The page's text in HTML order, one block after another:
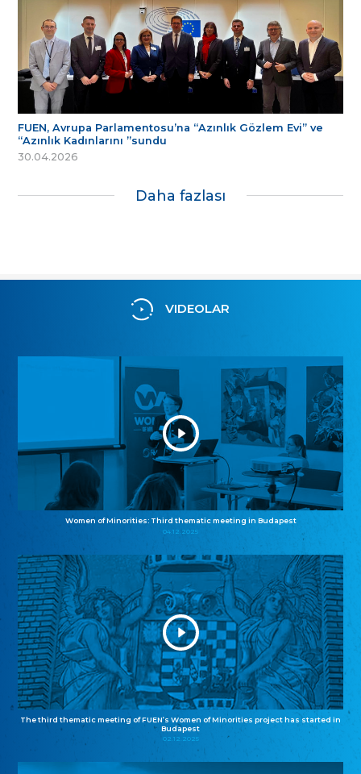
FUEN, Avrupa Parlamentosu’na “Azınlık Gözlem Evi” ve
“Azınlık Kadınlarını ”sundu
30.04.2026
Daha fazlası
VIDEOLAR
Women of Minorities: Third thematic meeting in Budapest
04.12.2025
The third thematic meeting of FUEN’s Women of Minorities project has started in
Budapest
02.12.2025